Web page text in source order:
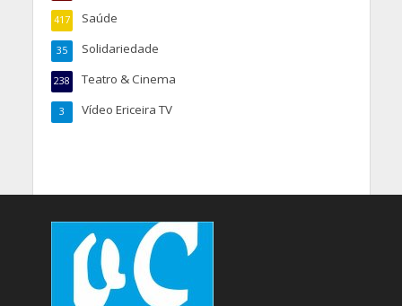
Saúde
417
Solidariedade
35
Teatro & Cinema
238
Vídeo Ericeira TV
3